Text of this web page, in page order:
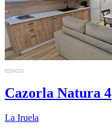
Cazorla Natura 4
La Iruela